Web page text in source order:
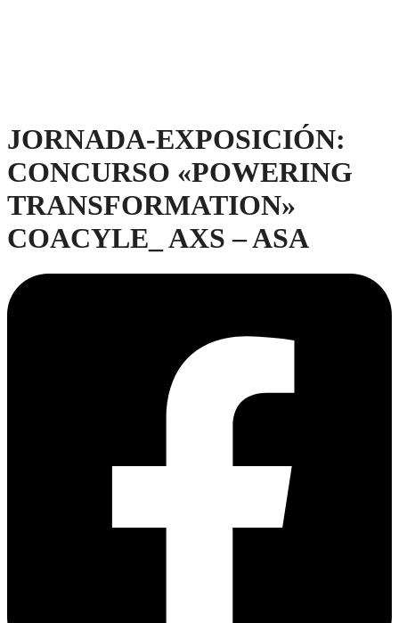
JORNADA-EXPOSICIÓN:
CONCURSO «POWERING
TRANSFORMATION»
COACYLE_ AXS – ASA